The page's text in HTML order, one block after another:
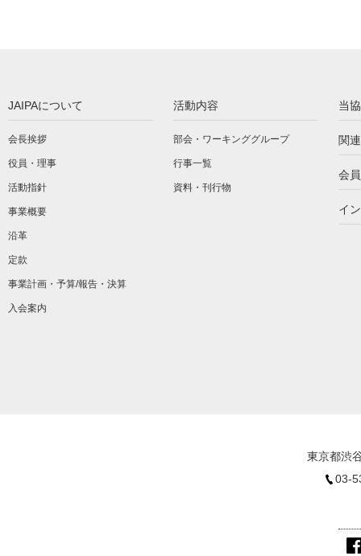
JAIPAについて
会長挨拶
役員・理事
活動指針
事業概要
沿革
定款
事業計画・予算/報告・決算
入会案内
活動内容
部会・ワーキンググループ
行事一覧
資料・刊行物
当
関
会
イ
東京都渋
03-